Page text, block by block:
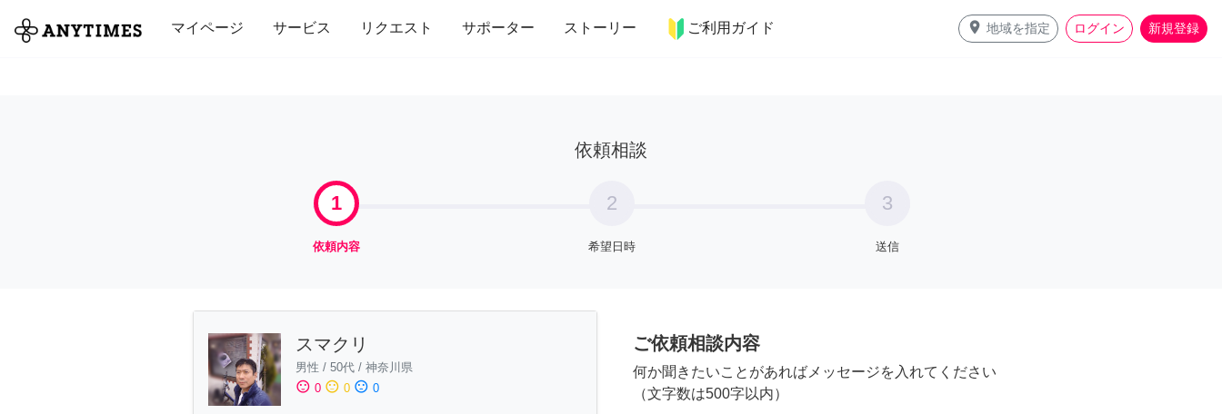
マイページ サービス リクエスト サポーター ストーリー ご利用ガイド place 地域を指定 ログイン 新規登録
全て 修理・組立 家事 引っ越し インテリア 趣味・習い事 ペット 料理
依頼相談
1
依頼内容
2
希望日時
3
送信
スマクリ
男性 / 50代 / 神奈川県
sentiment_satisfied 0 sentiment_neutral 0 sentiment_dissatisfied 0
ご依頼相談内容
何か聞きたいことがあればメッセージを入れてください
（文字数は500字以内）